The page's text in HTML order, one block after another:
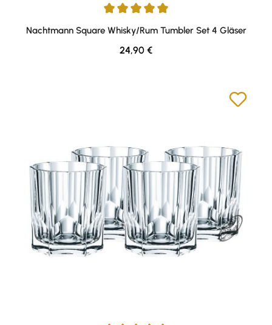
Durchschnittliche Bewertung von 5 von 5 Sternen
Nachtmann Square Whisky/Rum Tumbler Set 4 Gläser
Regulärer Preis:
24,90 €